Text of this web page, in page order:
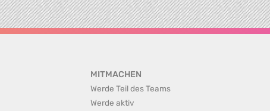
MITMACHEN
Werde Teil des Teams
Werde aktiv